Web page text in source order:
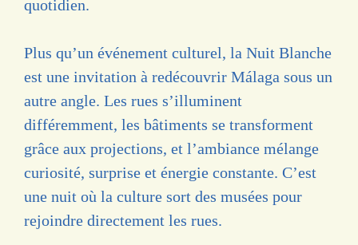
quotidien.
Plus qu’un événement culturel, la Nuit Blanche
est une invitation à redécouvrir Málaga sous un
autre angle. Les rues s’illuminent
différemment, les bâtiments se transforment
grâce aux projections, et l’ambiance mélange
curiosité, surprise et énergie constante. C’est
une nuit où la culture sort des musées pour
rejoindre directement les rues.